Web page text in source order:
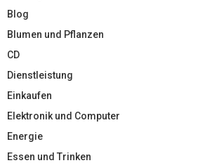
Blog
Blumen und Pflanzen
CD
Dienstleistung
Einkaufen
Elektronik und Computer
Energie
Essen und Trinken